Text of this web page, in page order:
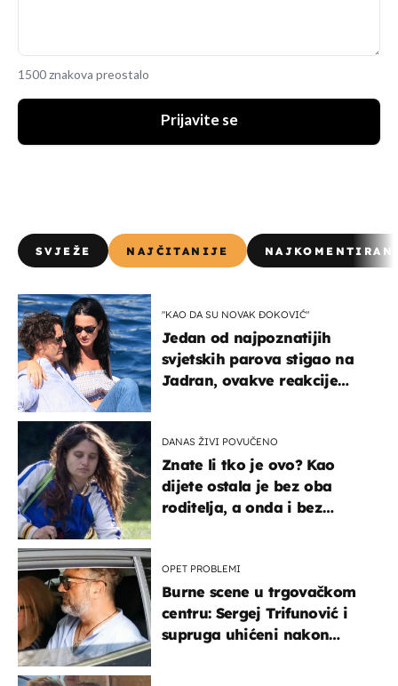
1500 znakova preostalo
Prijavite se
SVJEŽE NAJČITANIJE
"KAO DA SU NOVAK ĐOKOVIĆ"
Jedan od najpoznatijih
svjetskih parova stigao na
Jadran, ovakve reakcije
DANAS ŽIVI POVUČENO
Znate li tko je ovo? Kao
dijete ostala je bez oba
roditelja, a onda i bez
OPET PROBLEMI
Burne scene u trgovačkom
centru: Sergej Trifunović i
supruga uhićeni nakon